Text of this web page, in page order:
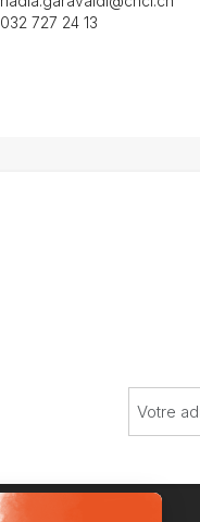
032 727 24 13